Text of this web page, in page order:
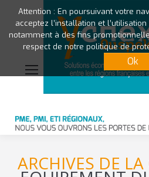
ARCHIVES DE LA
Attention : En poursuivant votre
acceptez l’installation et
notamment à des fins
respect de notre politique de
Ok